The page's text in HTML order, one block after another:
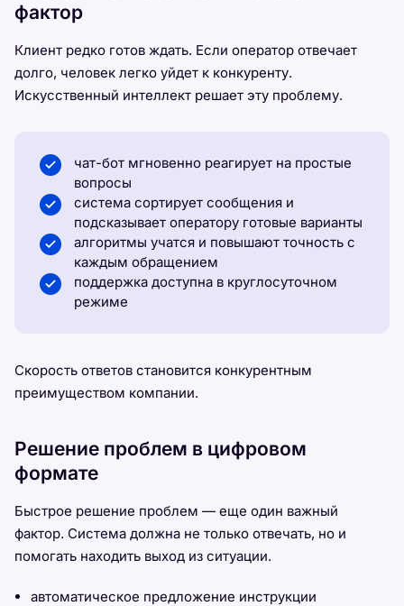
фактор
Клиент редко готов ждать. Если оператор отвечает
долго, человек легко уйдет к конкуренту.
Искусственный интеллект решает эту проблему.
чат-бот мгновенно реагирует на простые
вопросы
система сортирует сообщения и
подсказывает оператору готовые варианты
алгоритмы учатся и повышают точность с
каждым обращением
поддержка доступна в круглосуточном
режиме
Скорость ответов становится конкурентным
преимуществом компании.
Решение проблем в цифровом
формате
Быстрое решение проблем — еще один важный
фактор. Система должна не только отвечать, но и
помогать находить выход из ситуации.
автоматическое предложение инструкции